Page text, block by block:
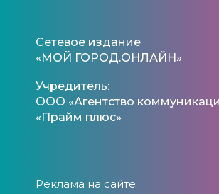
Сетевое издание
«МОЙ ГОРОД.ОНЛАЙН»
Учредитель:
ООО «Агентство
«Прайм плюс»
Реклама на сайте